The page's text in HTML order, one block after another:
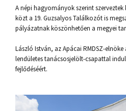
A népi hagyományok szerint
közt a 19. Guzsalyos Találkozót is
pályázatnak köszönhetően a megyei
László István, az Apácai RMDSZ-
lendületes tanácsosjelölt-csapattal
fejlődéséért.